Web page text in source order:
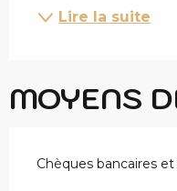
Lire la suite
MOYENS
Chèques bancaires